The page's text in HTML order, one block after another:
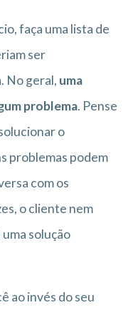
faça uma lista de
ser
No geral, uma
problema. Pense
o
problemas podem
com os
o cliente nem
solução
ao invés do seu